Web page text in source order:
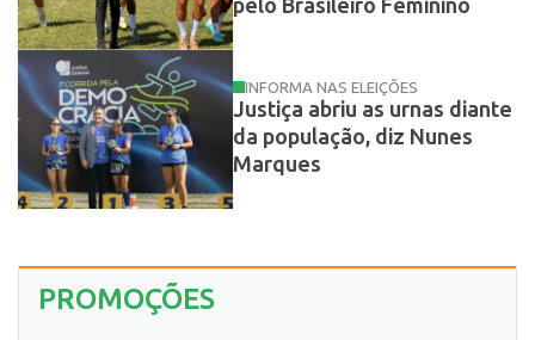
pelo Brasileiro Feminino
INFORMA NAS ELEIÇÕES
Justiça abriu as urnas diante
da população, diz Nunes
Marques
PROMOÇÕES